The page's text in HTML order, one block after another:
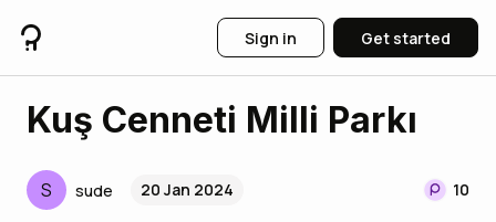
Sign in Get started
Kuş Cenneti Milli Parkı
S sude 20 Jan 2024 10